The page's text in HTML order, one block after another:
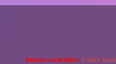
Reklam ve İletişim: E-mail: